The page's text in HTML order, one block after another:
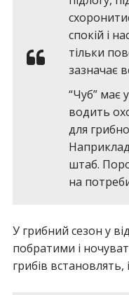
спокій і
тільки
зазначає
“Чуб” має
водить
для
штаб.
на
У грибний сезон у
побратими і
грибів